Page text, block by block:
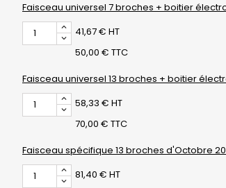
Faisceau universel 7 broches + boitier
41,67 € HT
50,00 € TTC
Faisceau universel 13 broches + boitier
58,33 € HT
70,00 € TTC
Faisceau spécifique 13 broches d'Octobre
81,40 € HT